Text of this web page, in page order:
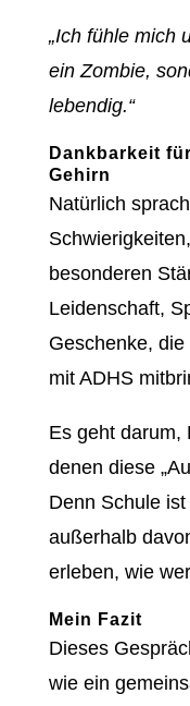
„Ich fühle mich
ein Zombie,
lebendig.“
Dankbarkeit
Gehirn
Natürlich
besonderen
Leidenschaft,
Geschenke,
mit ADHS
Es geht darum,
denen diese
Denn Schule
außerhalb
erleben, wie
Mein Fazit
Dieses
wie ein